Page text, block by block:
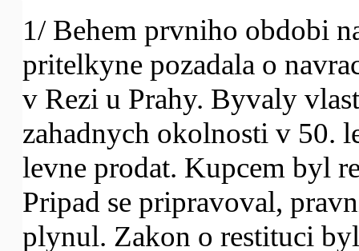
1/ Behem prvniho obdobi
pritelkyne pozadala o
v Rezi u Prahy. Byvaly
zahadnych okolnosti v 50.
levne prodat. Kupcem byl
Pripad se pripravoval,
plynul. Zakon o restituci